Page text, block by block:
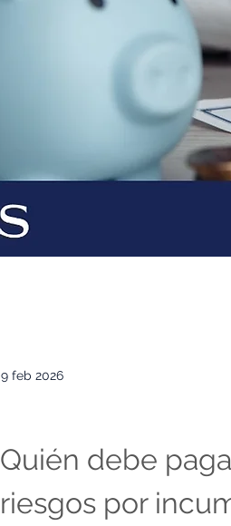
9 feb 2026
Quién debe
riesgos por